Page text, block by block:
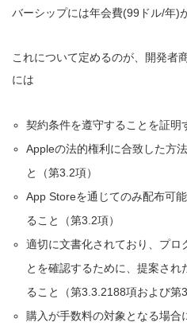
バーシップには年会費(99ドル/年)
これについて定めるのが、開発者
には
契約条件を遵守することを証明
Appleの法的権利に合致した方
と（第3.2項）
App Storeを通じてのみ配布可
ること（第3.2項）
適切に文書化されており、プロ
とを確認するために、提案され
ること（第3.3.2188項および第
購入が手数料の対象となる場合